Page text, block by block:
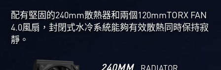
配有堅固的240mm散熱器和兩個120mmTORX FAN
4.0風扇，封閉式水冷系統能夠有效散熱同時保持寂
靜。
240MM